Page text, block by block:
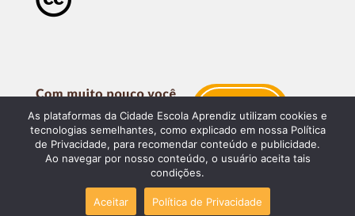
As plataformas da Cidade Escola Aprendiz utilizam cookies e
tecnologias semelhantes, como explicado em nossa Política
de Privacidade, para recomendar conteúdo e publicidade.
Ao navegar por nosso conteúdo, o usuário aceita tais
condições.
Aceitar Política de Privacidade